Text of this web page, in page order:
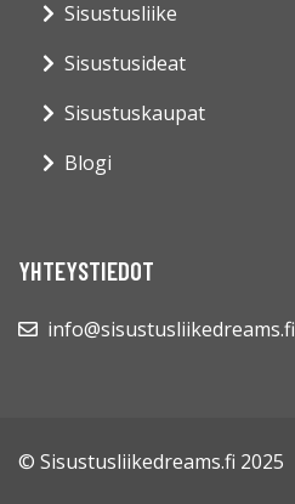
Sisustusliike
Sisustusideat
Sisustuskaupat
Blogi
YHTEYSTIEDOT
info@sisustusliikedreams.fi
© Sisustusliikedreams.fi 2025